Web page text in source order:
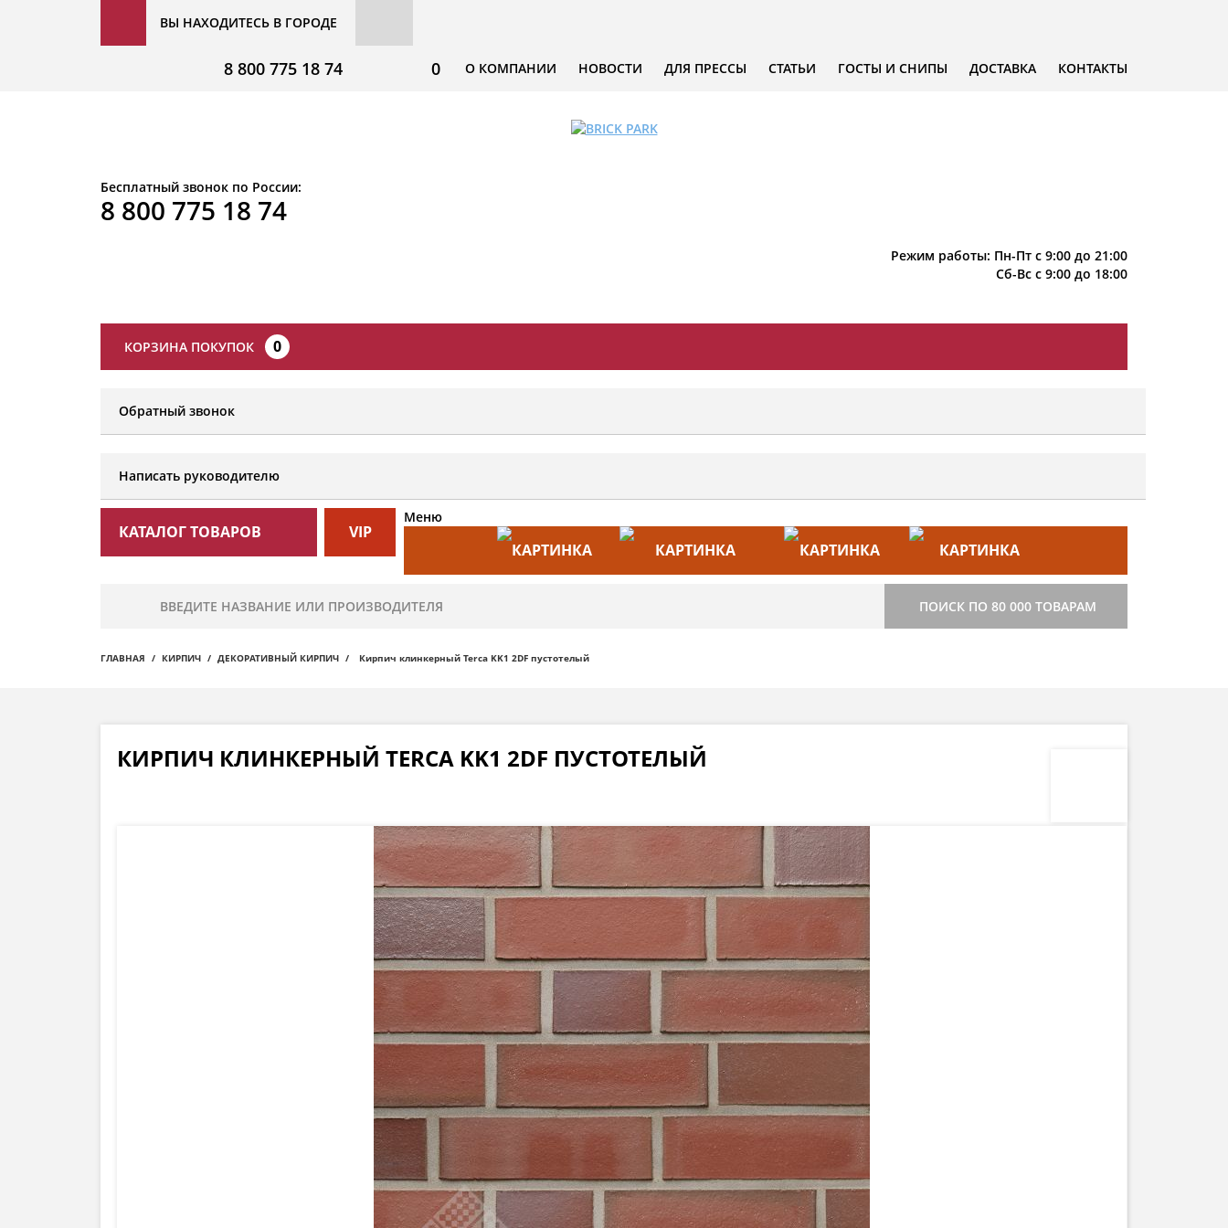
ВЫ НАХОДИТЕСЬ В ГОРОДЕ
О КОМПАНИИ НОВОСТИ ДЛЯ ПРЕССЫ СТАТЬИ ГОСТЫ И СНИПЫ ДОСТАВКА КОНТАКТЫ
0
8 800 775 18 74
Бесплатный звонок по России:
8 800 775 18 74
Режим работы: Пн-Пт с 9:00 до 21:00
Сб-Вс с 9:00 до 18:00
КОРЗИНА ПОКУПОК 0
Обратный звонок
Написать руководителю
КАТАЛОГ ТОВАРОВ VIP
Меню
СТРОИТЕЛЬСТВО
ПОИСК ПО 80 000 ТОВАРАМ
ГЛАВНАЯ КИРПИЧ ДЕКОРАТИВНЫЙ КИРПИЧ Кирпич клинкерный Terca KK1 2DF пустотелый
КИРПИЧ КЛИНКЕРНЫЙ TERCA KK1 2DF ПУСТОТЕЛЫЙ